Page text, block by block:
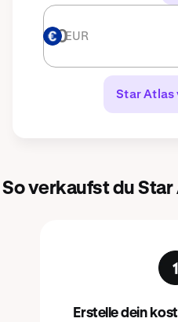
EUR EUR
Star Atlas
So verkaufst du Star
Erstelle dein